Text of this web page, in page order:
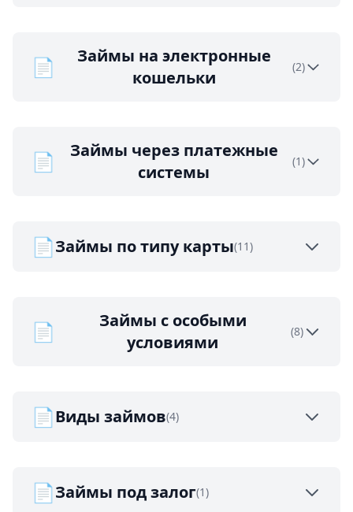
📄
Займы на электронные
кошельки
(2)
📄
Займы через платежные
системы
(1)
📄Займы по типу карты(11)
📄
Займы с особыми
условиями
(8)
📄Виды займов(4)
📄Займы под залог(1)